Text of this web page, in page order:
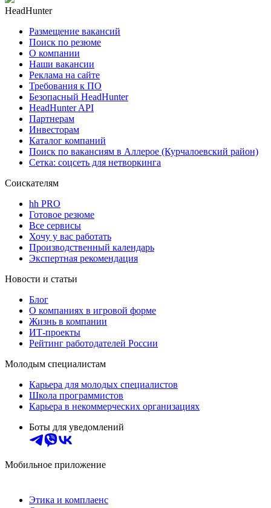
HeadHunter
Размещение вакансий
Поиск по резюме
О компании
Наши вакансии
Реклама на сайте
Требования к ПО
Безопасный HeadHunter
HeadHunter API
Партнерам
Инвесторам
Каталог компаний
Поиск по вакансиям в Аллерое (Курчалоевский район)
Сетка: соцсеть для нетворкинга
Соискателям
hh PRO
Готовое резюме
Все сервисы
Хочу у вас работать
Производственный календарь
Экспертная рекомендация
Новости и статьи
Блог
О компаниях в игровой форме
Жизнь в компании
ИТ-проекты
Рейтинг работодателей России
Молодым специалистам
Карьера для молодых специалистов
Школа программистов
Карьера в некоммерческих организациях
Боты для уведомлений
Мобильное приложение
Этика и комплаенс